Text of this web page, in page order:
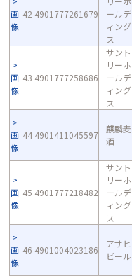
画
像
42 4901777261679
ールデ
ィング
ス
画
像
43 4901777258686
サント
リーホ
ールデ
ィング
ス
画
像
44 4901411045597
麒麟麦
酒
画
像
45 4901777218482
サント
リーホ
ールデ
ィング
ス
画
像
46 4901004023186
アサヒ
ビール